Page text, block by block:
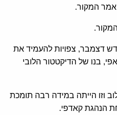
אמר המקור.
דצמבר, צפויות להעמיד את
בנו של הדיקטטור הלובי
וזו הייתה במידה רבה תומכת
הנהגת קאדפי.